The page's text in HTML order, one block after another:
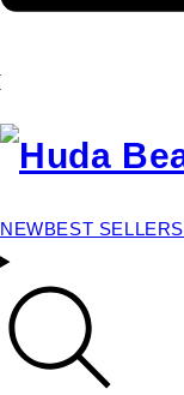
NEWBEST SELLERS